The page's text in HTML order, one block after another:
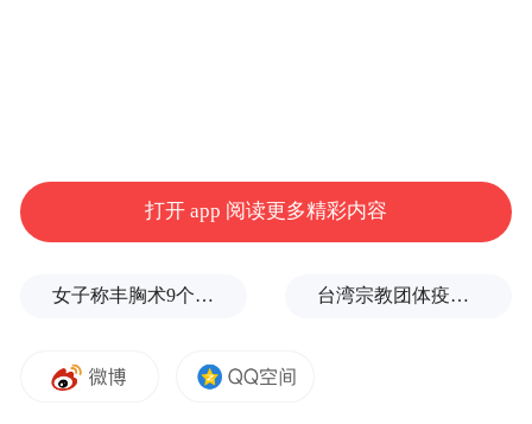
1. 尽快出台《海口“椰城香见”农产品区域公
见”农产品区域公用品牌行动实施方案》。区
管理办法、行动实施方案、品牌准入标准、
打开 app 阅读更多精彩内容
女子称丰胸术9个月后确诊乳腺癌，医美机构：手术不可能引发癌症，建议走司法途径 台湾宗教团体疫情期间求购新冠疫苗被骗10亿，蒋万安：民进党的错